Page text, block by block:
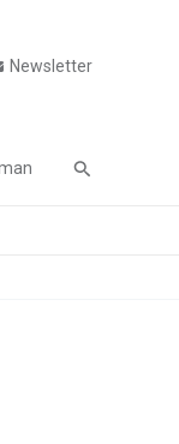
Newsletter
Pesquisa